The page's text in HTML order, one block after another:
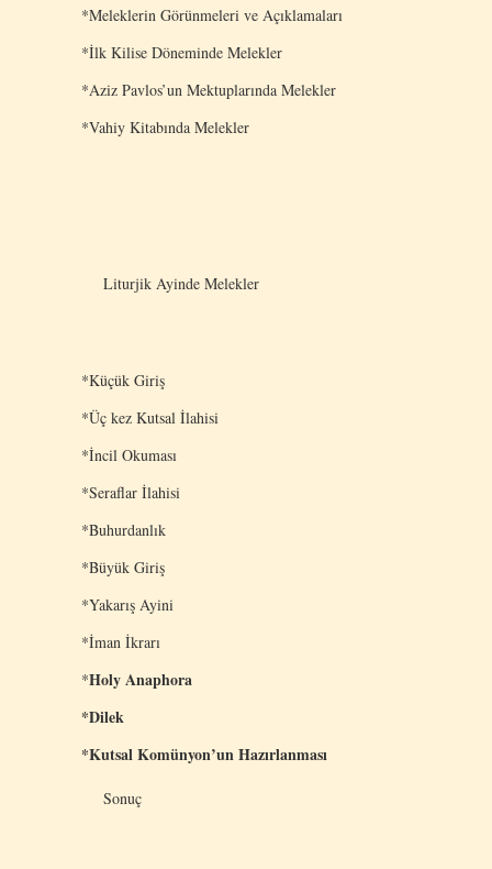
*Meleklerin Görünmeleri ve Açıklamaları
*İlk Kilise Döneminde Melekler
*Aziz Pavlos’un Mektuplarında Melekler
*Vahiy Kitabında Melekler
Liturjik Ayinde Melekler
*Küçük Giriş
*Üç kez Kutsal İlahisi
*İncil Okuması
*Seraflar İlahisi
*Buhurdanlık
*Büyük Giriş
*Yakarış Ayini
*İman İkrarı
*Holy Anaphora
*Dilek
*Kutsal Komünyon’un Hazırlanması
Sonuç